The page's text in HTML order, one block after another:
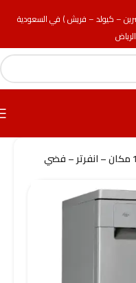
– كيولد – فريش ) في السعودية